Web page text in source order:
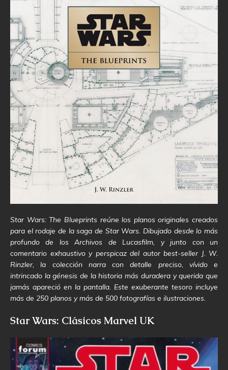
Star Wars: The Blueprints reúne los planos originales creados
para el rodaje de la saga de Star Wars. Dibujado desde lo más
profundo de los Archivos de Lucasfilm, y junto con un
comentario exhaustivo y perspicaz del autor best-seller J. W.
Rinzler, la colección narra con detalle preciso, vívido e
intrincado la génesis de la historia más duradera y querida que
jamás apareció en la pantalla. Este exuberante tesoro incluye
más de 250 planos y más de 500 fotografías e ilustraciones.
Star Wars: Clásicos Marvel UK